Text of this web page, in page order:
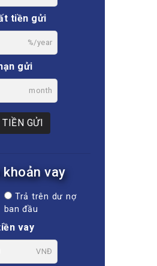
tiền gửi
%/year
gửi
month
GỬI
vay
Trả trên dư nợ
ban đầu
vay
VNĐ